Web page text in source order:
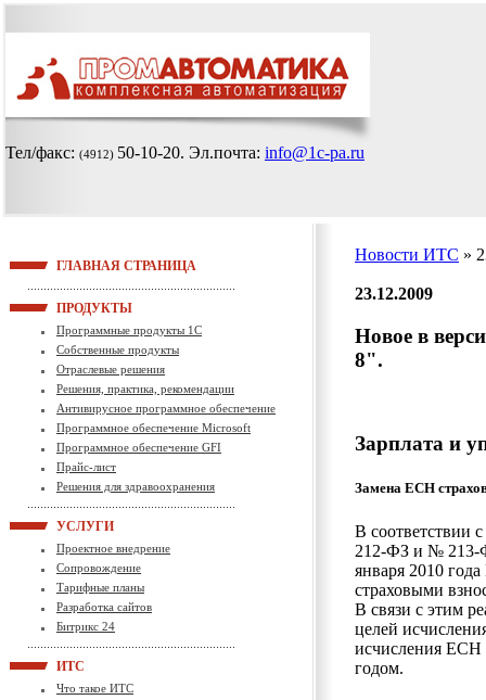
Тел/факс: (4912) 50-10-20. Эл.почта: info@1c-pa.ru
ГЛАВНАЯ СТРАНИЦА
ПРОДУКТЫ
Программные продукты 1С
Собственные продукты
Отраслевые решения
Решения, практика, рекомендации
Антивирусное программное обеспечение
Программное обеспечение Microsoft
Программное обеспечение GFI
Прайс-лист
Решения для здравоохранения
УСЛУГИ
Проектное внедрение
Сопровождение
Тарифные планы
Разработка сайтов
Битрикс 24
ИТС
Что такое ИТС
Новости ИТС »
23.12.2009
Новое в
8".
Зарплата и
Замена ЕСН
В соответствии
212-ФЗ и № 213-
января 2010
страховыми
В связи с этим
целей
исчисления ЕСН
годом.